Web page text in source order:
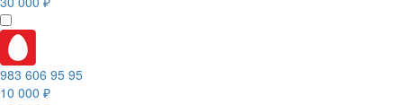
983 606 95 95
10 000 ₽